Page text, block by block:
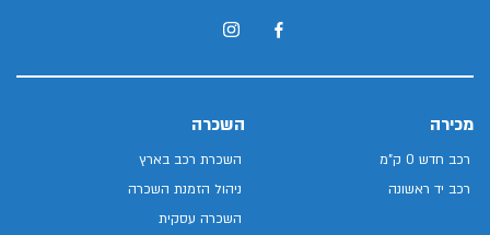
מכירה
רכב חדש 0 ק"מ
רכב יד ראשונה
השכרה
השכרת רכב בארץ
ניהול הזמנת השכרה
השכרה עסקית